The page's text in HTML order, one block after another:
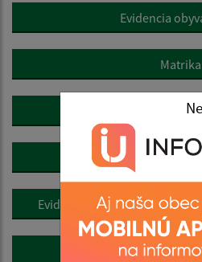
Evidencia
Matrika
Evidencia
Životné
Evidencia samostatne
Pre